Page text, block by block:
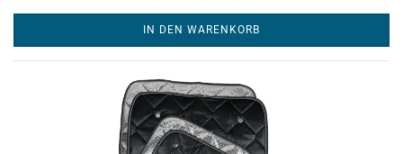
IN DEN WARENKORB